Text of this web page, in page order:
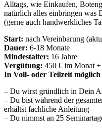
Alltags, wie Einkaufen,
natürlich alles einbringen was
(gerne auch handwerkliches
Start: nach Vereinbarung
Dauer: 6-18 Monate
Mindestalter: 16 Jahre
Vergütung: 450 € im Monat
In Voll- oder Teilzeit möglich
– Du wirst gründlich in Dein
– Du bist während der
erhältst fachliche Anleitung
– Du nimmst an 25